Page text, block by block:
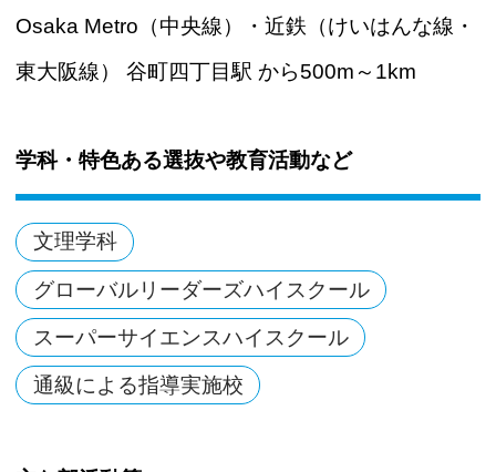
Osaka Metro（中央線）・近鉄（けいはんな線・
東大阪線） 谷町四丁目駅 から500m～1km
学科・特色ある選抜や教育活動など
文理学科
グローバルリーダーズハイスクール
スーパーサイエンスハイスクール
通級による指導実施校